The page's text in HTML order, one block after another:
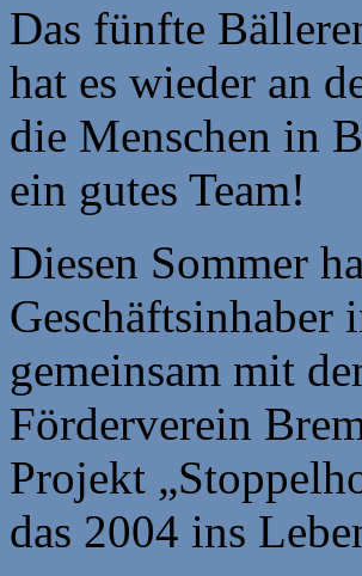
Das fünfte
hat es wieder an
die Menschen in
ein gutes Team!
Diesen Sommer
Geschäftsinhaber
gemeinsam mit
Förderverein
Projekt
das 2004 ins